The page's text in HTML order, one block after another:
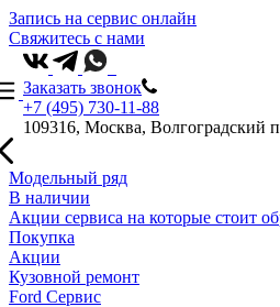
Запись на сервис онлайн
Свяжитесь с нами
Заказать звонок
+7 (495) 730-11-88
109316, Москва, Волгоградский
Модельный ряд
В наличии
Акции сервиса на которые стоит
Покупка
Акции
Кузовной ремонт
Ford Сервис